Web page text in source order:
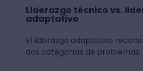
Liderazgo técnico vs.
adaptativo
El liderazgo adaptativo
dos categorías de problemas: